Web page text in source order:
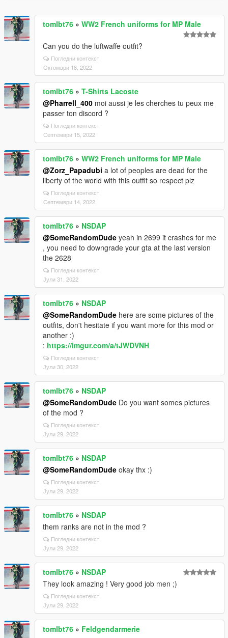
tomlbt76 » WW2 French uniforms for MP Male
Can you do the luftwaffe outfit?
Погледни контекст
Октомври 18, 2022
tomlbt76 » T-Shirts Lacoste
@Pharrell_400 moi aussi je les cherches tu peux me
passer ton discord ?
Погледни контекст
Септември 15, 2022
tomlbt76 » WW2 French uniforms for MP Male
@Zorz_Papadubi a lot of peoples are dead for the
liberty of the world with this outfit so respect plz
Погледни контекст
Септември 14, 2022
tomlbt76 » NSDAP
@SomeRandomDude yeah in 2699 it crashes for me
, you need to downgrade your gta at the last version
the 2628
Погледни контекст
Јули 31, 2022
tomlbt76 » NSDAP
@SomeRandomDude here are some pictures of the
outfits, don't hesitate if you want more for this mod or
another :)
: https://imgur.com/a/tJWDVNH
Погледни контекст
Јули 30, 2022
tomlbt76 » NSDAP
@SomeRandomDude Do you want somes pictures
of the mod ?
Погледни контекст
Јули 29, 2022
tomlbt76 » NSDAP
@SomeRandomDude okay thx :)
Погледни контекст
Јули 29, 2022
tomlbt76 » NSDAP
them ranks are not in the mod ?
Погледни контекст
Јули 29, 2022
tomlbt76 » NSDAP
They look amazing ! Very good job men ;)
Погледни контекст
Јули 29, 2022
tomlbt76 » Feldgendarmerie